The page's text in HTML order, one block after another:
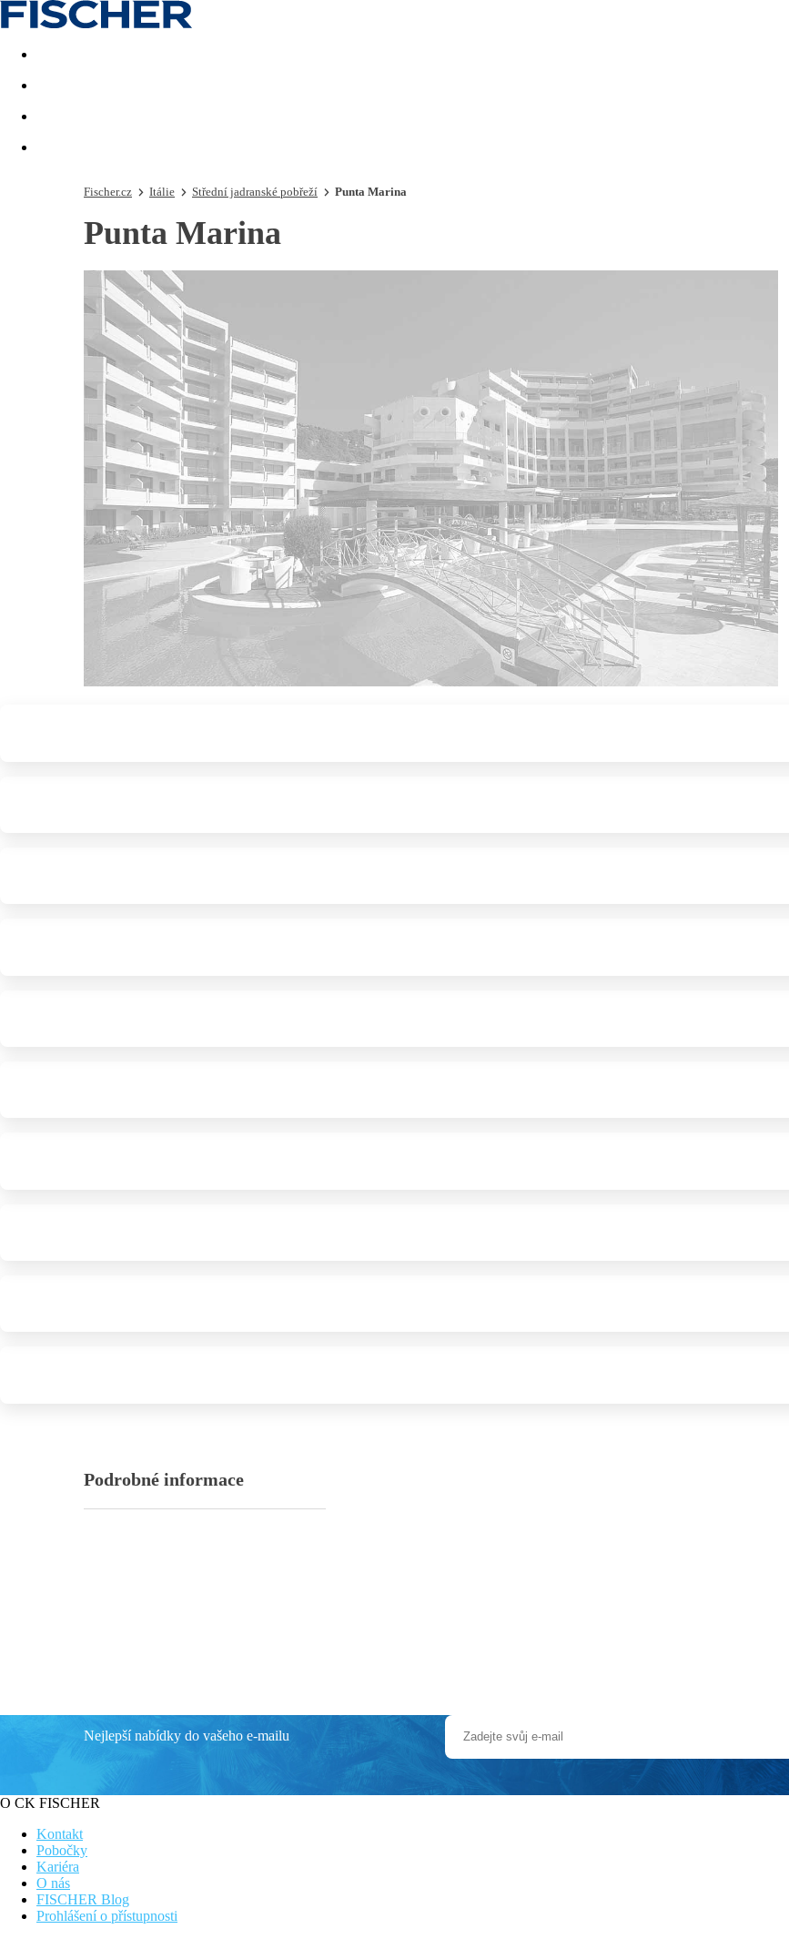
Akční nabídky Last minute
Fischer.cz Itálie Střední jadranské pobřeží Punta Marina
Punta Marina
Podrobné informace
Nejlepší nabídky do vašeho e-mailu
O CK FISCHER
Kontakt
Pobočky
Kariéra
O nás
FISCHER Blog
Prohlášení o přístupnosti